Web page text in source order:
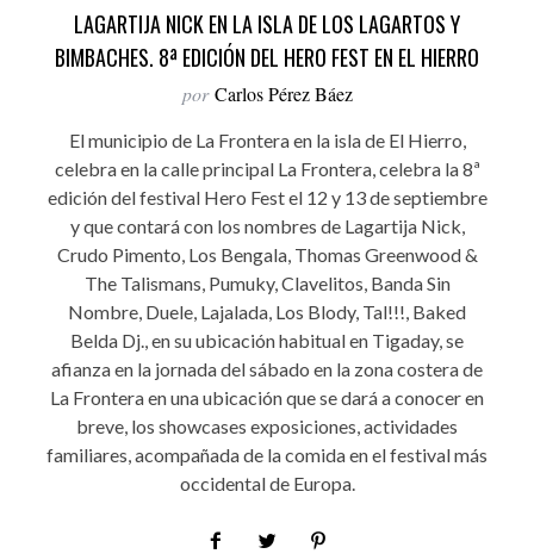
LAGARTIJA NICK EN LA ISLA DE LOS LAGARTOS Y
BIMBACHES. 8ª EDICIÓN DEL HERO FEST EN EL HIERRO
por Carlos Pérez Báez
El municipio de La Frontera en la isla de El Hierro,
celebra en la calle principal La Frontera, celebra la 8ª
edición del festival Hero Fest el 12 y 13 de septiembre
y que contará con los nombres de Lagartija Nick,
Crudo Pimento, Los Bengala, Thomas Greenwood &
The Talismans, Pumuky, Clavelitos, Banda Sin
Nombre, Duele, Lajalada, Los Blody, Tal!!!, Baked
Belda Dj., en su ubicación habitual en Tigaday, se
afianza en la jornada del sábado en la zona costera de
La Frontera en una ubicación que se dará a conocer en
breve, los showcases exposiciones, actividades
familiares, acompañada de la comida en el festival más
occidental de Europa.